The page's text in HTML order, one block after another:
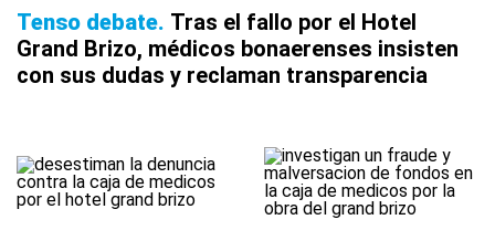
Tenso debate Tras el fallo por el Hotel
Grand Brizo, médicos bonaerenses insisten
con sus dudas y reclaman transparencia